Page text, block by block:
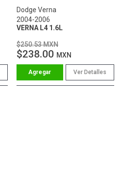
Dodge Verna
2004-2006
VERNA L4 1.6L
$250.53 MXN
$238.00 MXN
Ver Detalles